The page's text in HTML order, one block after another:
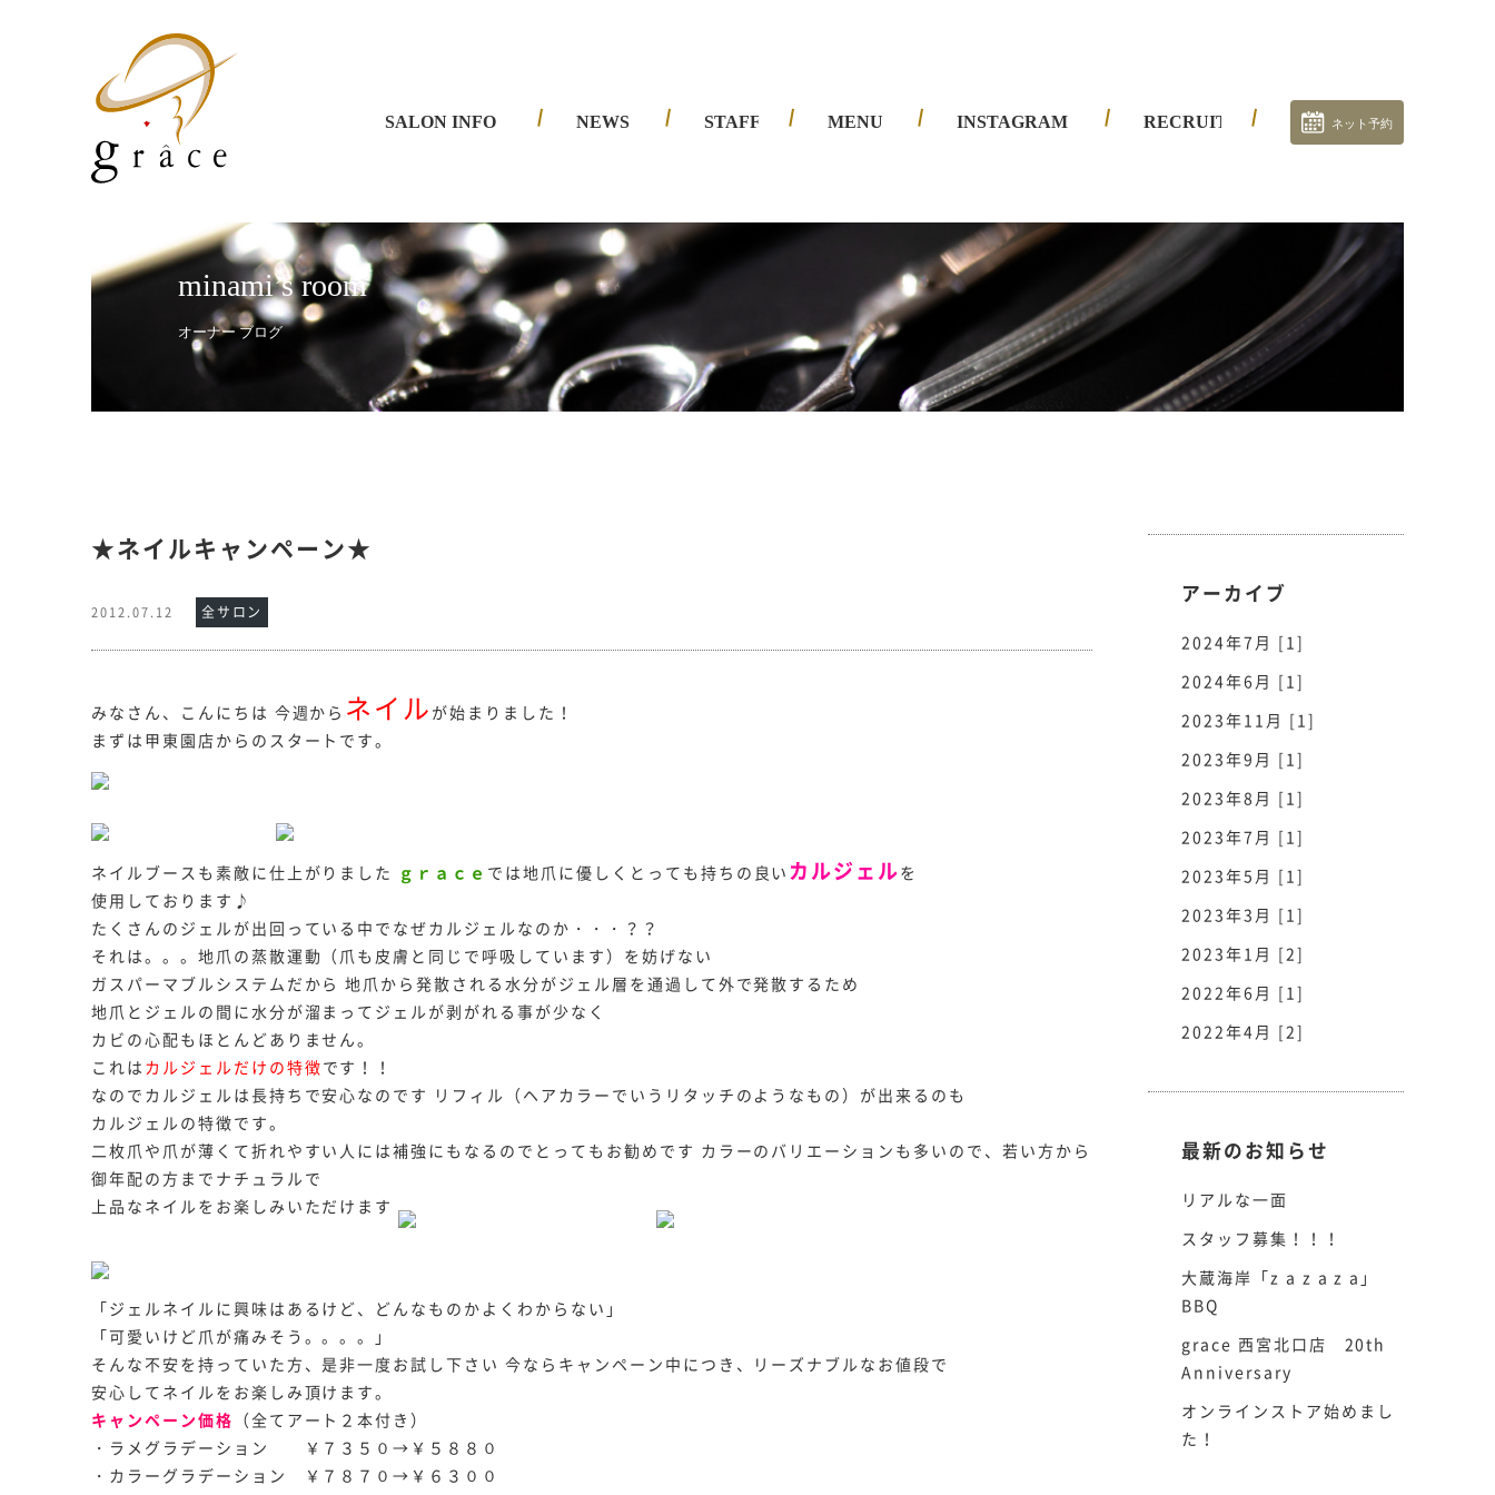
コラソン
★ネイルキャンペーン★
2012.07.12 全サロン
みなさん、こんにちは 今週から ネイル が始まりました！
まずは甲東園店からのスタートです。
ネイルブースも素敵に仕上がりました ｇｒａｃｅ では地爪に優しくとっても持ちの良い カルジェル を
使用しております♪
たくさんのジェルが出回っている中でなぜカルジェルなのか・・・？？
それは。。。地爪の蒸散運動（爪も皮膚と同じで呼吸しています）を妨げない
ガスパーマブルシステムだから
地爪から発散される水分がジェル層を通過して外で発散するため
地爪とジェルの間に水分が溜まってジェルが剥がれる事が少なく
カビの心配もほとんどありません。
これは カルジェルだけの特徴 です！！
なのでカルジェルは長持ちで安心なのです
リフィル（ヘアカラーでいうリタッチのようなもの）が出来るのも
カルジェルの特徴です。
二枚爪や爪が薄くて折れやすい人には補強にもなるのでとってもお勧めです
カラーのバリエーションも多いので、若い方から
御年配の方までナチュラルで
上品なネイルをお楽しみいただけます
「ジェルネイルに興味はあるけど、どんなものかよくわからない 」
「可愛いけど爪が痛みそう。。。。
」
そんな不安を持っていた方、是非一度お試し下さい 今ならキャンペーン中につき、リーズナブルなお値段で
安心してネイルをお楽しみ頂けます。
キャンペーン価格
（全てアート２本付き）
・ラメグラデーション ￥７３５０→￥５８８０
・カラーグラデーション ￥７８７０→￥６３００
アーカイブ
2024年7月 [1]
2024年6月 [1]
2023年11月 [1]
2023年9月 [1]
2023年8月 [1]
2023年7月 [1]
2023年5月 [1]
2023年3月 [1]
2023年1月 [2]
2022年6月 [1]
2022年4月 [2]
最新のお知らせ
リアルな一面
スタッフ募集！！！
大蔵海岸「z a z a z a」
BBQ
grace 西宮北口店 20th
Anniversary
オンラインストア始めまし
た！